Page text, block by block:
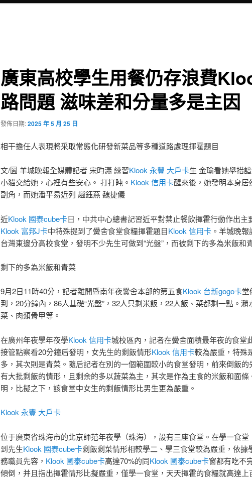
廣東高校學生用餐仍存浪費
路問題 滋味差和分量多是主因
發佈日期:2025 年 5 月 25 日
相干擔任人表現將采取常態化研發新菜品等多種道路處理揮霍題目
文/圖 羊城晚報全媒體記者 宋昀瀟 練習Klook 永豐 大戶卡生 金瑜看她舉措
小貓交給她，心裡有些安心。 打打盹。 Klook 信用卡醒來後，她發明本身居
副角，而她潘平易近列 趙鈺燕 魏捷儀
近Klook 國泰cube卡日，中共中心總書記習近平對禁止餐飲揮霍行動作出主
Klook 富邦J卡中特殊提到了黌舍食堂食糧揮霍題目Klook 信用卡。羊城晚報
台灣東邊分高校食堂，發明不少先生可做到“光盤”，而被剩下的多為米飯和
剩下的多為米飯和青菜
9月2日11時40分，記者離開暨南年夜黌舍本部的第五食Klook 台新gogo卡堂
到，20分鐘內，86人基礎“光盤”，32人只剩米飯，22人飯、菜都剩一點。潲
菜、肉類骨甲等。
在廣州年夜學年夜學Klook 信用卡城校區內，記者在黌舍面積最年夜的食堂
接管點察看20分鐘后發明，女先生的剩飯情形Klook 信用卡較為嚴重，特殊
多，其次則是青菜。隨后記者在別的一個範圍較小的食堂發明，前來倒飯的
有大批剩飯的情形，且剩余的多以蔬菜為主，其次是作為主食的米飯和面條
明，比擬之下，該食堂中女生的剩飯情形比男生更為嚴重。
Klook 永豐 大戶卡
位于廣東省珠海市的北京師范年夜學（珠海），設有三座食堂。在學一食堂
到先生Klook 國泰cube卡剩飯剩菜情形相較學二、學三食堂較為嚴重，依據
務職員先容， Klook 國泰cube卡高達70%的同Klook 國泰cube卡窗都有吃不
傾倒，并且指出揮霍情形比擬嚴重，僅學一食堂，天天揮霍的食糧就高達上